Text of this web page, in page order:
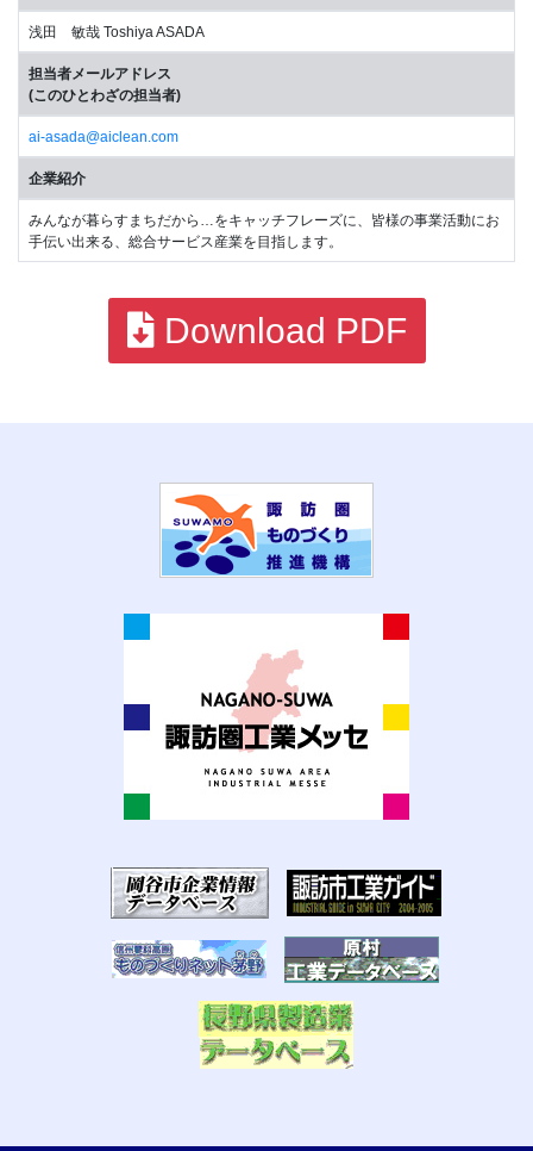
浅田 敏哉 Toshiya ASADA
担当者メールアドレス
(このひとわざの担当者)
ai-asada@aiclean.com
企業紹介
みんなが暮らすまちだから…をキャッチフレーズに、皆様の事業活動にお
手伝い出来る、総合サービス産業を目指します。
Download PDF